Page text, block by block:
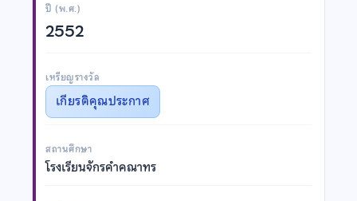
ปี (พ.ศ.)
2552
เหรียญรางวัล
เกียรติคุณประกาศ
สถานศึกษา
โรงเรียนจักรคำคณาทร